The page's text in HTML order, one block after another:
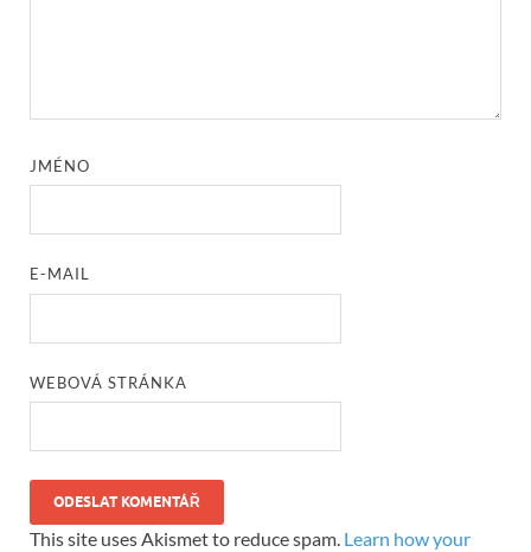
JMÉNO
E-MAIL
WEBOVÁ STRÁNKA
This site uses Akismet to reduce spam. Learn how your